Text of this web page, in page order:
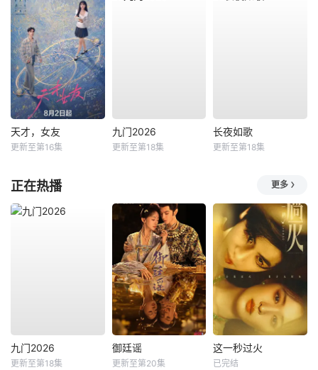
天才，女友
更新至第16集
九门2026
更新至第18集
长夜如歌
更新至第18集
正在热播 更多
九门2026
更新至第18集
御廷谣
更新至第20集
这一秒过火
已完结